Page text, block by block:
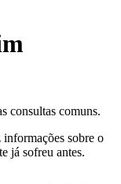
consultas comuns.
informações sobre o
já sofreu antes.